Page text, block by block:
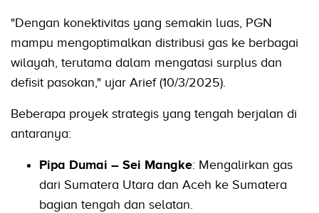
"Dengan konektivitas yang semakin luas, PGN
mampu mengoptimalkan distribusi gas ke berbagai
wilayah, terutama dalam mengatasi surplus dan
defisit pasokan," ujar Arief (10/3/2025).
Beberapa proyek strategis yang tengah berjalan di
antaranya:
Pipa Dumai – Sei Mangke: Mengalirkan gas
dari Sumatera Utara dan Aceh ke Sumatera
bagian tengah dan selatan.